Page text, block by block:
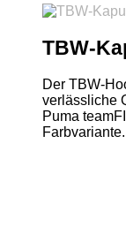
TBW-
Der TBW-
verlässliche
Puma